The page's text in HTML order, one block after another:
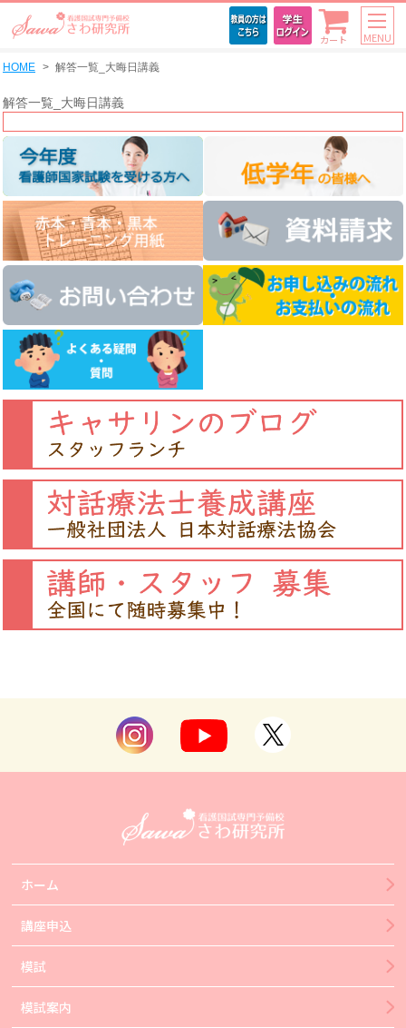
カート MENU
HOME 解答一覧_大晦日講義
解答一覧_大晦日講義
ホーム
講座申込
模試
模試案内